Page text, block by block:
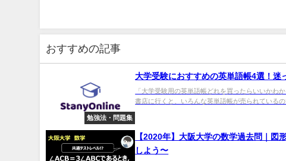
おすすめの記事
勉強法・問題集
大学受験におすすめの英単語帳4選！迷
「大学受験用の英単語帳どれを買ったらいいかわ
書店に行くと、いろんな英単語帳が売られているの
【2020年】大阪大学の数学過去問｜図
しよう〜